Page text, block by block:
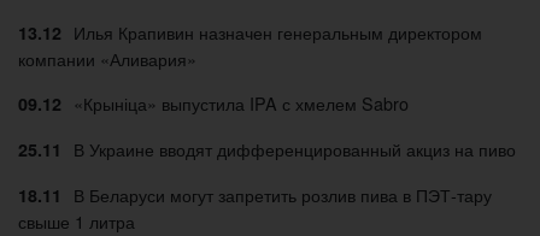
13.12 Илья Крапивин назначен генеральным директором
компании «Аливария»
09.12 «Крыніца» выпустила IPA с хмелем Sabro
25.11 В Украине вводят дифференцированный акциз на пиво
18.11
В Беларуси могут запретить розлив пива в ПЭТ-тару
свыше 1 литра